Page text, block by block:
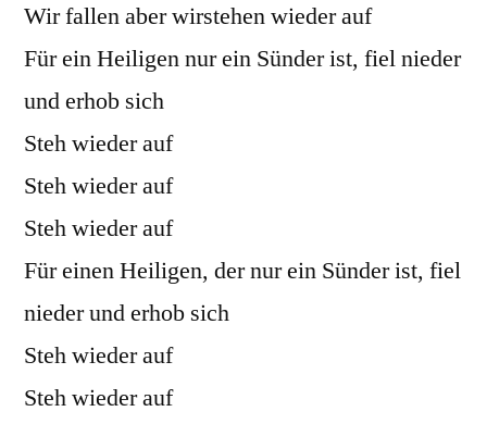
Wir fallen aber wirstehen wieder auf
Für ein Heiligen nur ein Sünder ist, fiel nieder
und erhob sich
Steh wieder auf
Steh wieder auf
Steh wieder auf
Für einen Heiligen, der nur ein Sünder ist, fiel
nieder und erhob sich
Steh wieder auf
Steh wieder auf